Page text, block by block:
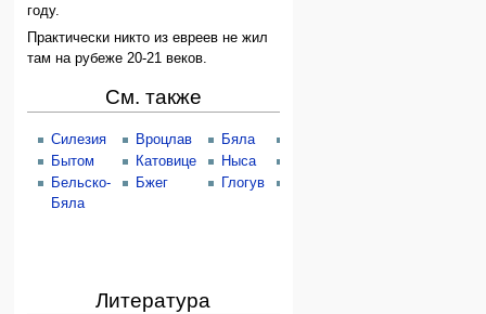
году.
Практически никто из евреев не жил
там на рубеже 20-21 веков.
См. также
Силезия
Бытом
Бельско-
Бяла
Вроцлав
Катовице
Бжег
Бяла
Ныса
Глогув
Литература